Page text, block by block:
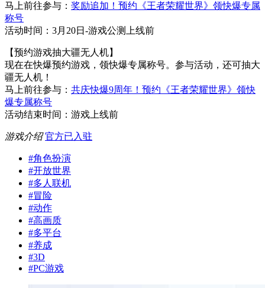
马上前往参与： 奖励追加！预约《王者荣耀世界》领快爆专属
称号
活动时间：3月20日-游戏公测上线前
【预约游戏抽大疆无人机】
现在在快爆预约游戏，领快爆专属称号。参与活动，还可抽大
疆无人机！
马上前往参与： 共庆快爆9周年！预约《王者荣耀世界》领快
爆专属称号
活动结束时间：游戏上线前
游戏介绍 官方已入驻
#角色扮演
#开放世界
#多人联机
#冒险
#动作
#高画质
#多平台
#养成
#3D
#PC游戏